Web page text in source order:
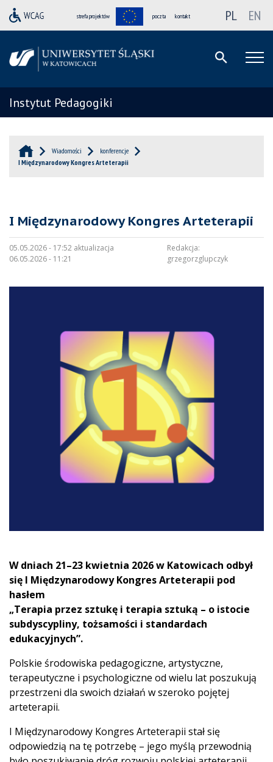
strefa projektów poczta kontakt PL EN
Instytut Pedagogiki
Wiadomości
konferencje
I Międzynarodowy Kongres Arteterapii
I Międzynarodowy Kongres Arteterapii
05.05.2026 - 17:52 aktualizacja
06.05.2026 - 11:21
Redakcja:
grzegorzglupczyk
W dniach 21–23 kwietnia 2026 w Katowicach odbył
się I Międzynarodowy Kongres Arteterapii pod
hasłem
„Terapia przez sztukę i terapia sztuką – o istocie
subdyscypliny, tożsamości i standardach
edukacyjnych”.
Polskie środowiska pedagogiczne, artystyczne,
terapeutyczne i psychologiczne od wielu lat poszukują
przestrzeni dla swoich działań w szeroko pojętej
arteterapii.
I Międzynarodowy Kongres Arteterapii stał się
odpowiedzią na tę potrzebę – jego myślą przewodnią